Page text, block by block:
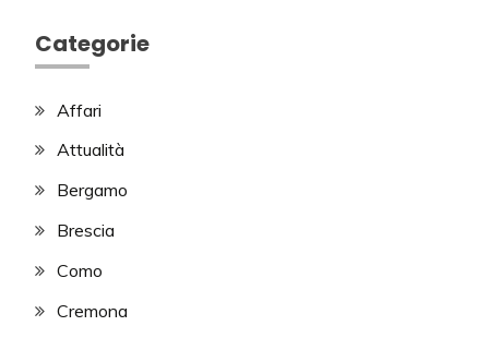
Categorie
Affari
Attualità
Bergamo
Brescia
Como
Cremona